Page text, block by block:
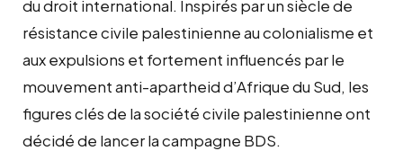
du droit international. Inspirés par un siècle de
résistance civile palestinienne au colonialisme et
aux expulsions et fortement influencés par le
mouvement anti-apartheid d’Afrique du Sud, les
figures clés de la société civile palestinienne ont
décidé de lancer la campagne BDS.